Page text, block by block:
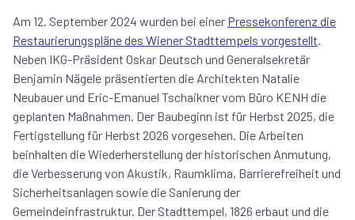
Am 12. September 2024 wurden bei einer Pressekonferenz die
Restaurierungspläne des Wiener Stadttempels vorgestellt.
Neben IKG-Präsident Oskar Deutsch und Generalsekretär
Benjamin Nägele präsentierten die Architekten Natalie
Neubauer und Eric-Emanuel Tschaikner vom Büro KENH die
geplanten Maßnahmen. Der Baubeginn ist für Herbst 2025, die
Fertigstellung für Herbst 2026 vorgesehen. Die Arbeiten
beinhalten die Wiederherstellung der historischen Anmutung,
die Verbesserung von Akustik, Raumklima, Barrierefreiheit und
Sicherheitsanlagen sowie die Sanierung der
Gemeindeinfrastruktur. Der Stadttempel, 1826 erbaut und die